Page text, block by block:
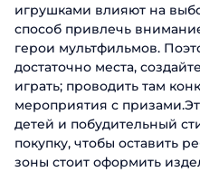
игрушками влияют на
способ привлечь
герои мультфильмов.
достаточно места,
играть; проводить там
мероприятия с
детей и побудительный
покупку, чтобы оставить
зоны стоит оформить